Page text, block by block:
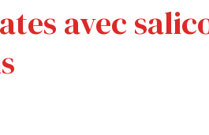
avec